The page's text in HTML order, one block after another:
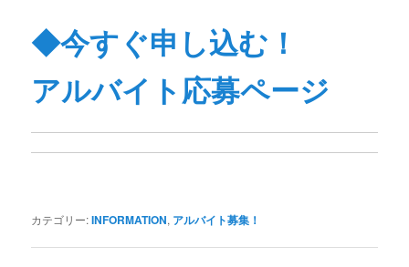
◆今すぐ申し込む！
アルバイト応募ページ
カテゴリー:INFORMATION, アルバイト募集！